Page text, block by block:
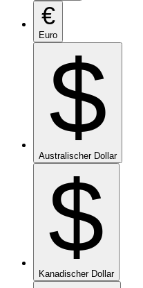
€
Euro
$
Australischer Dollar
$
Kanadischer Dollar